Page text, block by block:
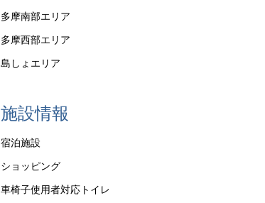
多摩南部エリア
多摩西部エリア
島しょエリア
施設情報
宿泊施設
ショッピング
車椅子使用者対応トイレ